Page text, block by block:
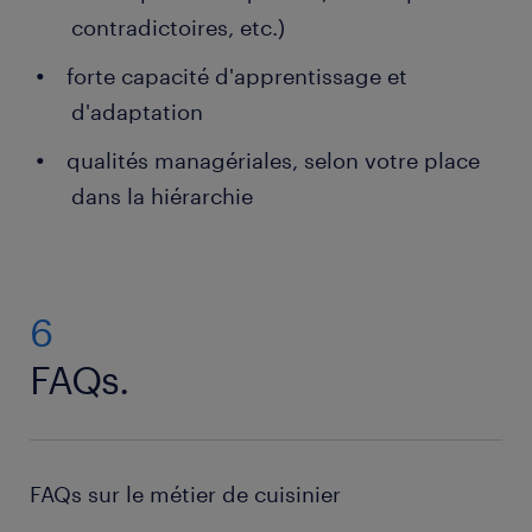
contradictoires, etc.)
forte capacité d'apprentissage et
d'adaptation
qualités managériales, selon votre place
dans la hiérarchie
6
FAQs.
FAQs sur le métier de cuisinier